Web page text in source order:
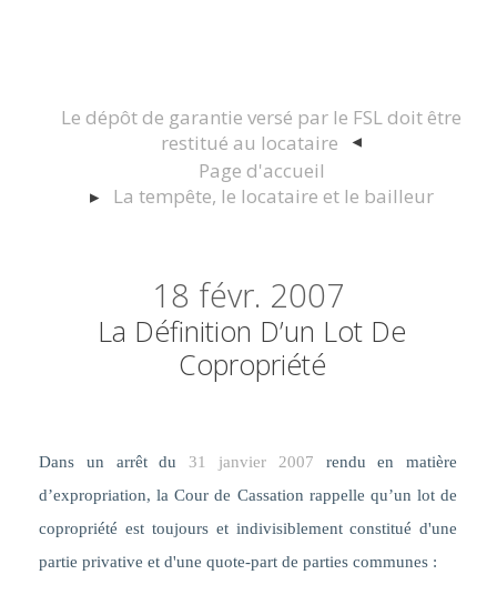
Le dépôt de garantie versé par le FSL doit être
restitué au locataire
Page d'accueil
La tempête, le locataire et le bailleur
18 févr. 2007
La Définition D’un Lot De
Copropriété
Dans un arrêt du 31 janvier 2007 rendu en matière
d’expropriation, la Cour de Cassation rappelle qu’un lot de
copropriété est toujours et indivisiblement constitué d'une
partie privative et d'une quote-part de parties communes :